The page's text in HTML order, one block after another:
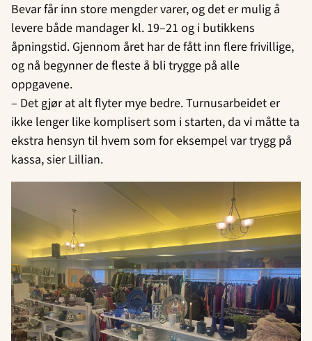
Bevar får inn store mengder varer, og det er mulig å
levere både mandager kl. 19–21 og i butikkens
åpningstid. Gjennom året har de fått inn flere frivillige,
og nå begynner de fleste å bli trygge på alle
oppgavene.
– Det gjør at alt flyter mye bedre. Turnusarbeidet er
ikke lenger like komplisert som i starten, da vi måtte ta
ekstra hensyn til hvem som for eksempel var trygg på
kassa, sier Lillian.